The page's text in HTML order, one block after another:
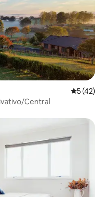
5 de uma
5 (42)
Central